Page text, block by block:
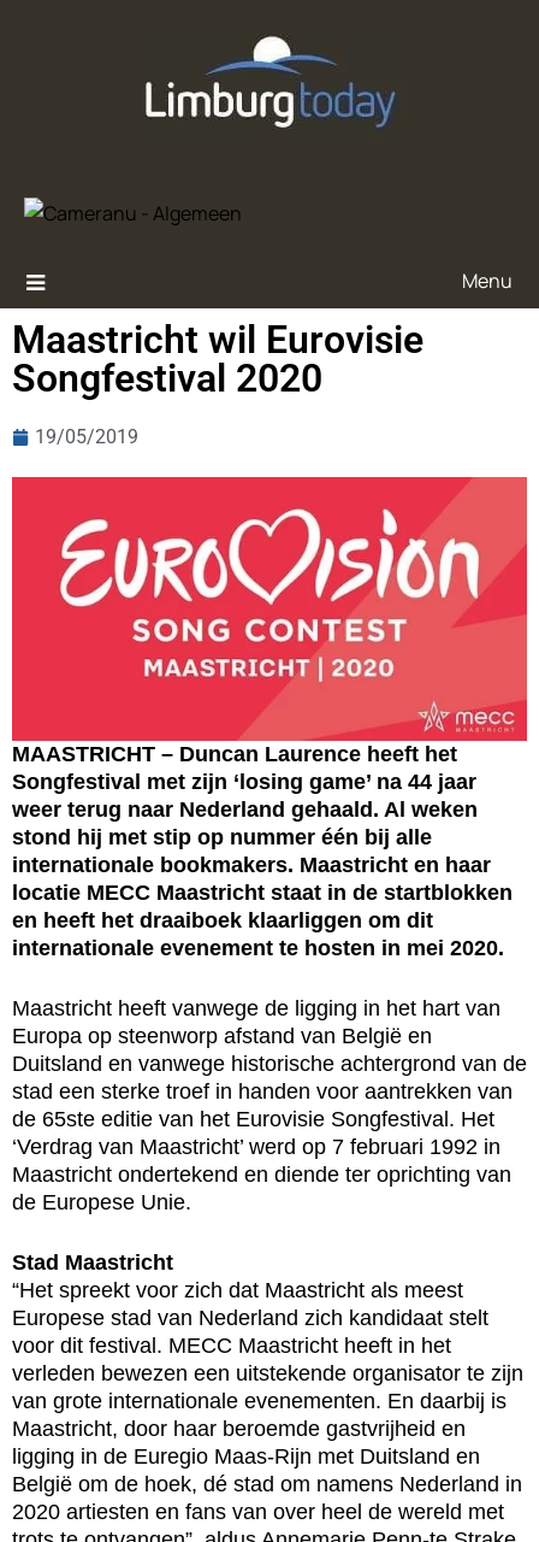
Menu
Maastricht wil Eurovisie
Songfestival 2020
19/05/2019
MAASTRICHT – Duncan Laurence heeft het
Songfestival met zijn ‘losing game’ na 44 jaar
weer terug naar Nederland gehaald. Al weken
stond hij met stip op nummer één bij alle
internationale bookmakers. Maastricht en haar
locatie MECC Maastricht staat in de startblokken
en heeft het draaiboek klaarliggen om dit
internationale evenement te hosten in mei 2020.
Maastricht heeft vanwege de ligging in het hart van
Europa op steenworp afstand van België en
Duitsland en vanwege historische achtergrond van de
stad een sterke troef in handen voor aantrekken van
de 65ste editie van het Eurovisie Songfestival. Het
‘Verdrag van Maastricht’ werd op 7 februari 1992 in
Maastricht ondertekend en diende ter oprichting van
de Europese Unie.
Stad Maastricht
“Het spreekt voor zich dat Maastricht als meest
Europese stad van Nederland zich kandidaat stelt
voor dit festival. MECC Maastricht heeft in het
verleden bewezen een uitstekende organisator te zijn
van grote internationale evenementen. En daarbij is
Maastricht, door haar beroemde gastvrijheid en
ligging in de Euregio Maas-Rijn met Duitsland en
België om de hoek, dé stad om namens Nederland in
2020 artiesten en fans van over heel de wereld met